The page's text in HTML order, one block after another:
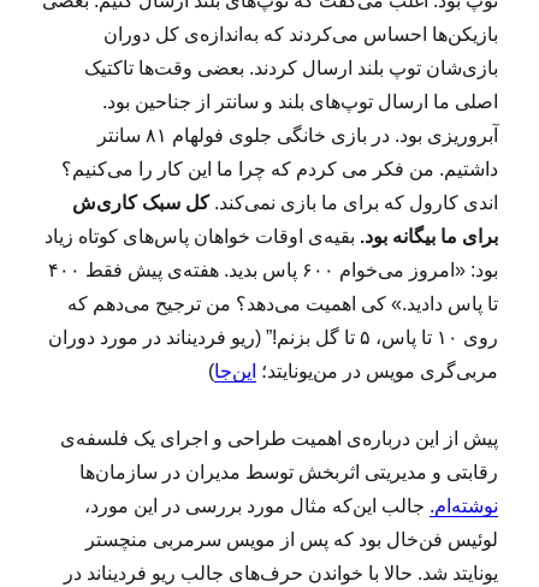
بازیکن‌ها احساس می‌کردند که به‌اندازه‌ی کل دوران
بازی‌شان توپ بلند ارسال کردند. بعضی وقت‌ها تاکتیک
اصلی ما ارسال توپ‌های بلند و سانتر از جناحین بود.
آبروریزی بود. در بازی خانگی جلوی فولهام ۸۱ سانتر
داشتیم. من فکر می کردم که چرا ما این کار را می‌کنیم؟
اندی کارول که برای ما بازی نمی‌کند.کل سبک کاری‌ش
برای ما بیگانه بود. بقیه‌ی اوقات خواهان پاس‌های کوتاه زیاد
بود: «امروز می‌خوام ۶۰۰ پاس بدید. هفته‌ی پیش فقط ۴۰۰
تا پاس دادید.» کی اهمیت می‌دهد؟ من ترجیح می‌دهم که
روی ۱۰ تا پاس، ۵ تا گل بزنم!” (ریو فردیناند در مورد دوران
مربی‌گری مویس در من‌یونایتد؛ این‌جا)
پیش از این درباره‌ی اهمیت طراحی و اجرای یک فلسفه‌ی
رقابتی و مدیریتی اثربخش توسط مدیران در سازمان‌ها
نوشته‌ام. جالب این‌که مثال مورد بررسی در این مورد،
لوئیس فن‌خال بود که پس از مویس سرمربی منچستر
یونایتد شد. حالا با خواندن حرف‌های جالب ریو فردیناند در